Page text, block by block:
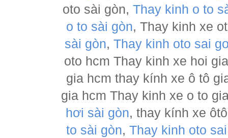
oto sài gòn, Thay kinh o to
o to sài gòn, Thay kinh xe
sài gòn, Thay kinh oto sai
oto hcm Thay kinh xe hoi
gia hcm thay kính xe ô tô
gia hcm Thay kinh xe o to
hơi sài gòn, thay kính xe
to sài gòn, Thay kinh oto